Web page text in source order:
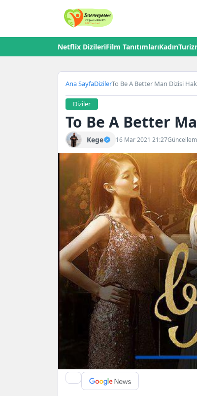
Netflix DizileriFilm TanıtımlarıKadın
Ana SayfaDizilerTo Be A Better Man Dizisi
Diziler
To Be A Better
Kege 16 Mar 2021 21:27